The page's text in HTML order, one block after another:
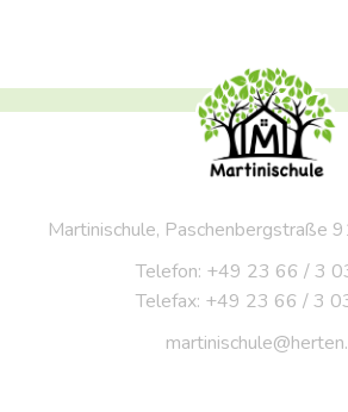
Martinischule, Paschenbergstraße
Telefon: +49 23 66 / 3
Telefax: +49 23 66 / 3